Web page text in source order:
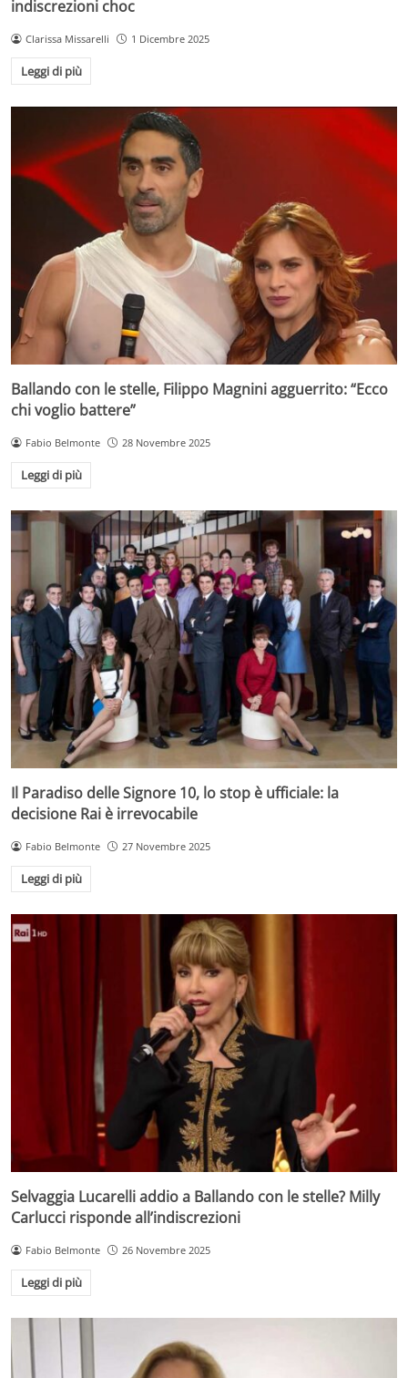
indiscrezioni choc
Clarissa Missarelli 1 Dicembre 2025
Leggi di più
Ballando con le stelle, Filippo Magnini agguerrito: “Ecco
chi voglio battere”
Fabio Belmonte 28 Novembre 2025
Leggi di più
Il Paradiso delle Signore 10, lo stop è ufficiale: la
decisione Rai è irrevocabile
Fabio Belmonte 27 Novembre 2025
Leggi di più
Selvaggia Lucarelli addio a Ballando con le stelle? Milly
Carlucci risponde all’indiscrezioni
Fabio Belmonte 26 Novembre 2025
Leggi di più